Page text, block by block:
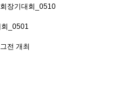
장기대회_0510
_0501
전 개최